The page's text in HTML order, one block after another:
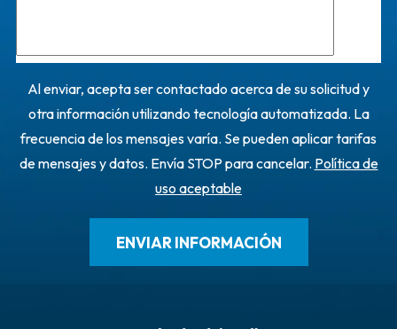
Al enviar, acepta ser contactado acerca de su solicitud y
otra información utilizando tecnología automatizada. La
frecuencia de los mensajes varía. Se pueden aplicar tarifas
de mensajes y datos. Envía STOP para cancelar. Política de
uso aceptable